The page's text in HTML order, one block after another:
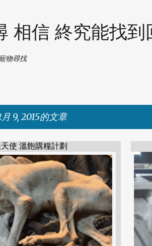
相信 終究能找到
物尋找
9, 2015的文章
使 溫飽購糧計劃